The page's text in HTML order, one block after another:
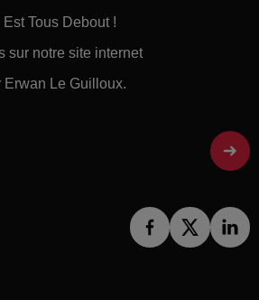
Tous Debout !
sur notre site internet
Erwan Le Guilloux.